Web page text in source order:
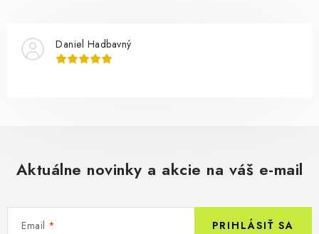
Daniel Hadbavný
Aktuálne novinky a akcie na váš e-mail
Email PRIHLÁSIŤ SA